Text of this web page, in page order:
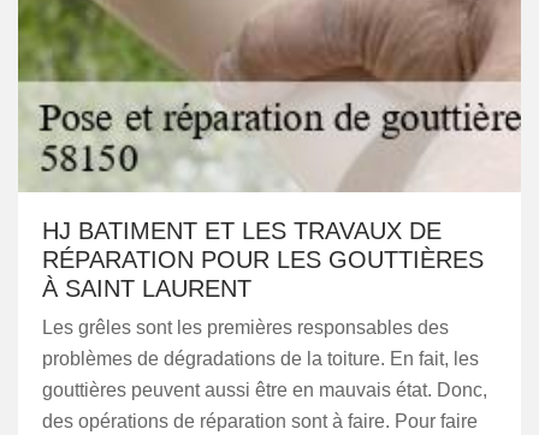
HJ BATIMENT ET LES TRAVAUX DE
RÉPARATION POUR LES GOUTTIÈRES
À SAINT LAURENT
Les grêles sont les premières responsables des
problèmes de dégradations de la toiture. En fait, les
gouttières peuvent aussi être en mauvais état. Donc,
des opérations de réparation sont à faire. Pour faire